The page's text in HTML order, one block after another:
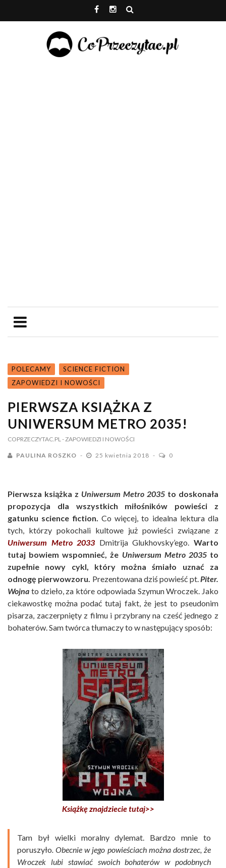
POLECAMY
SCIENCE FICTION
ZAPOWIEDZI I NOWOŚCI
PIERWSZA KSIĄŻKA Z
UNIWERSUM METRO 2035!
COPRZECZYTAC.PL - ZAPOWIEDZI I NOWOŚCI
PAULINA ROSZKO 25 kwietnia 2018 0
Pierwsza książka z Uniwersum Metro 2035 to doskonała
propozycja dla wszystkich miłośników powieści z
gatunku science fiction. Co więcej, to idealna lektura dla
tych, którzy pokochali kultowe już powieści związane z
Uniwersum Metro 2033 Dmitrija Glukhovsky’ego.Warto
tutaj bowiem wspomnieć, że Uniwersum Metro 2035to
zupełnie nowy cykl, który można śmiało uznać za
odnogę pierwowzoru. Prezentowana dziś powieść pt.Piter.
Wojna to dzieło, za które odpowiada Szymun Wroczek. Jako
ciekawostkę można podać tutaj fakt, że jest to pseudonim
pisarza, zaczerpnięty z filmu i przybrany na cześć jednego z
bohaterów. Sam twórca tłumaczy to w następujący sposób:
Książkę znajdziecie tutaj>>
Tam był wielki moralny dylemat. Bardzo mnie to
poruszyło. Obecnie w jego powieściach można dostrzec, że
Wroczek lubi stawiać swoich bohaterów w podobnych